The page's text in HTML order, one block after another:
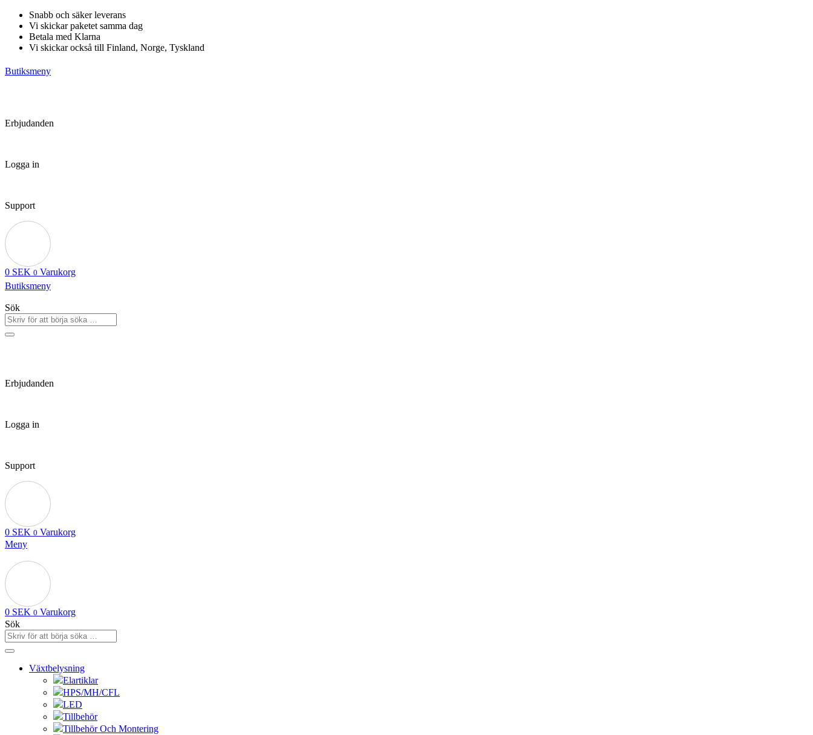
Hoppa
innehåll
Snabb och säker leverans
Vi skickar paketet samma dag
Betala med Klarna
Vi skickar också till Finland, Norge, Tyskland
Butiksmeny
Erbjudanden
Logga in
Support
0 SEK 0 Varukorg
Butiksmeny
Sök
Erbjudanden
Logga in
Support
0 SEK 0 Varukorg
Meny
0 SEK 0 Varukorg
Sök
Växtbelysning
Elartiklar
HPS/MH/CFL
LED
Tillbehör
Tillbehör Och Montering